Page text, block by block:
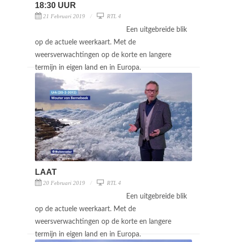
18:30 UUR
21 Februari 2019 RTL 4
Een uitgebreide blik
op de actuele weerkaart. Met de
weersverwachtingen op de korte en langere
termijn in eigen land en in Europa.
LAAT
20 Februari 2019 RTL 4
Een uitgebreide blik
op de actuele weerkaart. Met de
weersverwachtingen op de korte en langere
termijn in eigen land en in Europa.